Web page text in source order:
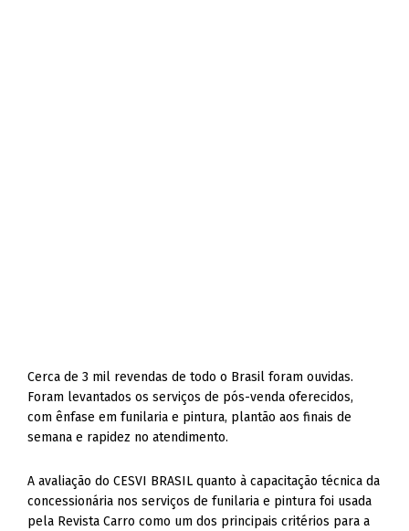
Cerca de 3 mil revendas de todo o Brasil foram ouvidas.
Foram levantados os serviços de pós-venda oferecidos,
com ênfase em funilaria e pintura, plantão aos finais de
semana e rapidez no atendimento.
A avaliação do CESVI BRASIL quanto à capacitação técnica da
concessionária nos serviços de funilaria e pintura foi usada
pela Revista Carro como um dos principais critérios para a